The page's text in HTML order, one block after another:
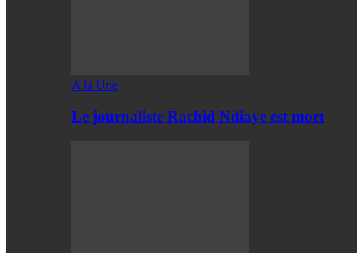
A la Une
Le journaliste Rachid Ndiaye est mort